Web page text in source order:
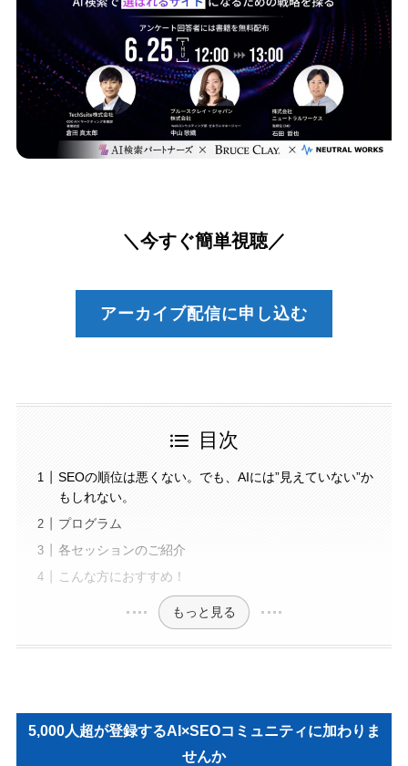
＼今すぐ簡単視聴／
アーカイブ配信に申し込む
目次
SEOの順位は悪くない。でも、AIには”見えていない”か
もしれない。
プログラム
各セッションのご紹介
こんな方におすすめ！
もっと見る
5,000人超が登録するAI×SEOコミュニティに加わりま
せんか